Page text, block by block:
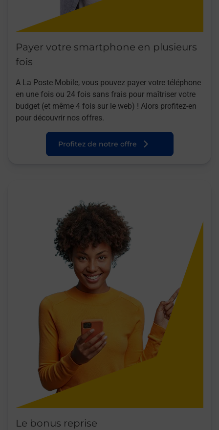
Payer votre smartphone en plusieurs
fois
A La Poste Mobile, vous pouvez payer votre téléphone
en une fois ou 24 fois sans frais pour maîtriser votre
budget (et même 4 fois sur le web) ! Alors profitez-en
pour découvrir nos offres.
Profitez de notre offre
Le bonus reprise